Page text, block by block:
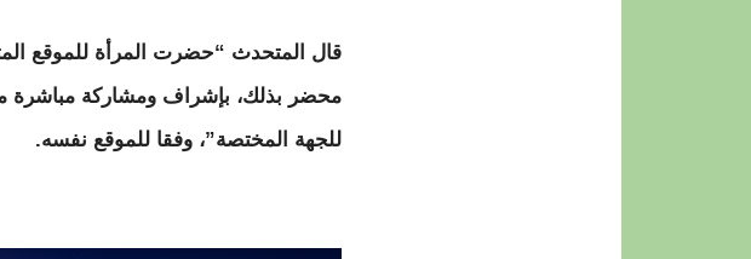
قال المتحدث “حضرت المرأة للموقع
محضر بذلك، بإشراف ومشاركة مباشرة
للجهة المختصة”، وفقا للموقع نفسه.